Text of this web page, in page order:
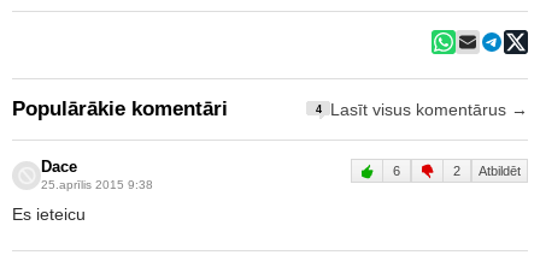
Populārākie komentāri 4 Lasīt visus komentārus →
Dace
25.aprīlis 2015 9:38
6 2 Atbildēt
Es ieteicu